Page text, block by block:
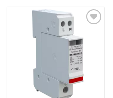
à la liste
d’envies